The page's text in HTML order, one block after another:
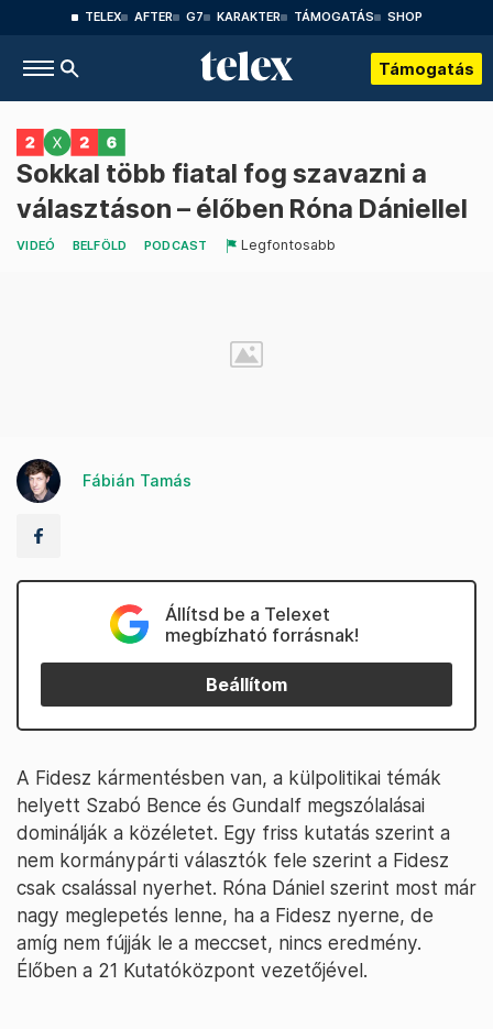
TELEX AFTER G7 KARAKTER TÁMOGATÁS SHOP
Támogatás
Sokkal több fiatal fog szavazni a
választáson – élőben Róna Dániellel
VIDEÓ BELFÖLD PODCAST Legfontosabb
Fábián Tamás
Állítsd be a Telexet
megbízható forrásnak!
Beállítom
A Fidesz kármentésben van, a külpolitikai témák
helyett Szabó Bence és Gundalf megszólalásai
dominálják a közéletet. Egy friss kutatás szerint a
nem kormánypárti választók fele szerint a Fidesz
csak csalással nyerhet. Róna Dániel szerint most már
nagy meglepetés lenne, ha a Fidesz nyerne, de
amíg nem fújják le a meccset, nincs eredmény.
Élőben a 21 Kutatóközpont vezetőjével.